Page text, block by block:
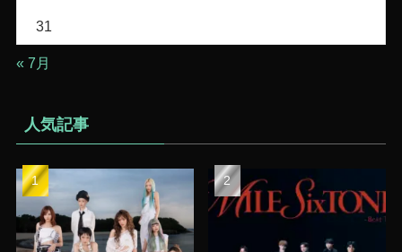
31
« 7月
人気記事